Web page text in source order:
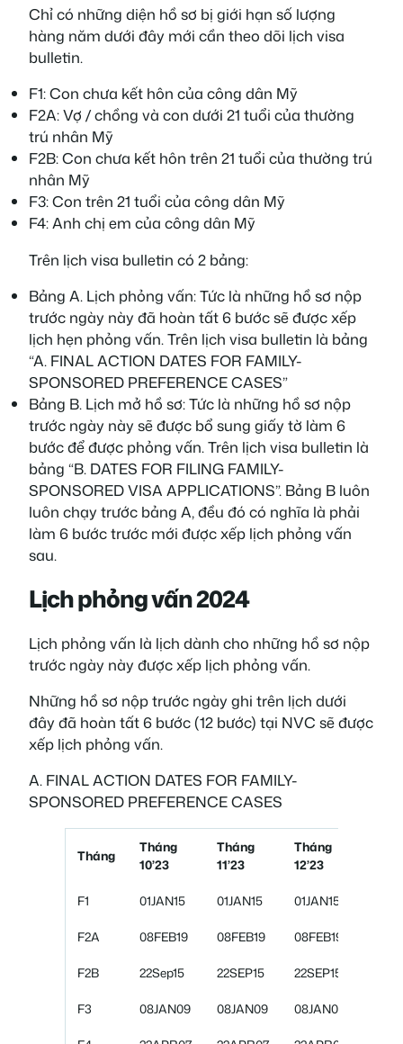
Chỉ có những diện hồ sơ bị giới hạn số lượng
hàng năm dưới đây mới cần theo dõi lịch visa
bulletin.
F1: Con chưa kết hôn của công dân Mỹ
F2A: Vợ / chồng và con dưới 21 tuổi của thường
trú nhân Mỹ
F2B: Con chưa kết hôn trên 21 tuổi của thường trú
nhân Mỹ
F3: Con trên 21 tuổi của công dân Mỹ
F4: Anh chị em của công dân Mỹ
Trên lịch visa bulletin có 2 bảng:
Bảng A. Lịch phỏng vấn: Tức là những hồ sơ nộp
trước ngày này đã hoàn tất 6 bước sẽ được xếp
lịch hẹn phỏng vấn. Trên lịch visa bulletin là bảng
“A. FINAL ACTION DATES FOR FAMILY-
SPONSORED PREFERENCE CASES”
Bảng B. Lịch mở hồ sơ: Tức là những hồ sơ nộp
trước ngày này sẽ được bổ sung giấy tờ làm 6
bước để được phỏng vấn. Trên lịch visa bulletin là
bảng “B. DATES FOR FILING FAMILY-
SPONSORED VISA APPLICATIONS”. Bảng B luôn
luôn chạy trước bảng A, đều đó có nghĩa là phải
làm 6 bước trước mới được xếp lịch phỏng vấn
sau.
Lịch phỏng vấn 2024
Lịch phỏng vấn là lịch dành cho những hồ sơ nộp
trước ngày này được xếp lịch phỏng vấn.
Những hồ sơ nộp trước ngày ghi trên lịch dưới
đây đã hoàn tất 6 bước (12 bước) tại NVC sẽ được
xếp lịch phỏng vấn.
A. FINAL ACTION DATES FOR FAMILY-
SPONSORED PREFERENCE CASES
Tháng
Tháng
10’23
Tháng
11’23
Tháng
12’23
F1 01JAN15 01JAN15 01JAN15
F2A 08FEB19 08FEB19 08FEB19
F2B 22Sep15 22SEP15 22SEP15
F3 08JAN09 08JAN09 08JAN09